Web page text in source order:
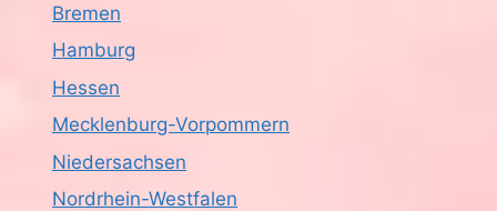
Bremen
Hamburg
Hessen
Mecklenburg-Vorpommern
Niedersachsen
Nordrhein-Westfalen